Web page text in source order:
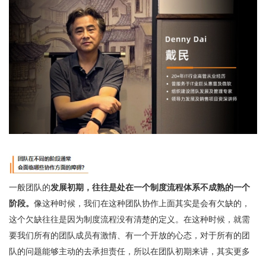
一般团队的发展初期，往往是处在一个制度流程体系不成熟的一个
阶段。 像这种时候，我们在这种团队协作上面其实是会有欠缺的，
这个欠缺往往是因为制度流程没有清楚的定义。在这种时候，就需
要我们所有的团队成员有激情、有一个开放的心态，对于所有的团
队的问题能够主动的去承担责任，所以在团队初期来讲，其实更多